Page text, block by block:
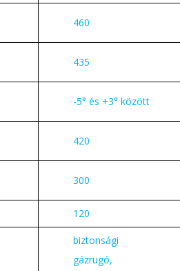
460
435
-5° és +3° között
420
300
120
biztonsági
gázrugó,